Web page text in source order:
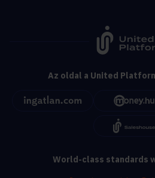
Az oldal a United
World-class standards